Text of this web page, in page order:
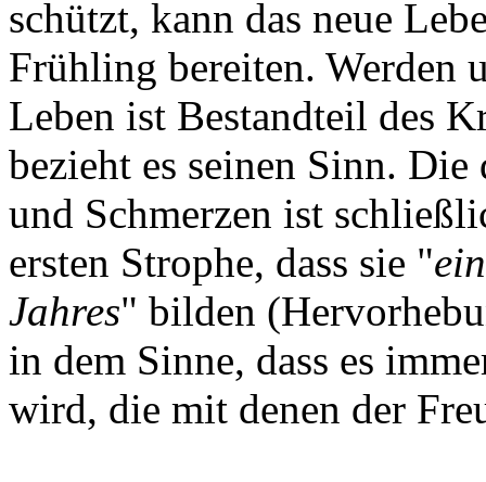
schützt, kann das neue
Frühling bereiten. Werden
Leben ist Bestandteil des
bezieht es seinen Sinn.
und Schmerzen ist
ersten Strophe, dass sie "
Jahres" bilden
in dem Sinne, dass es
wird, die mit denen der